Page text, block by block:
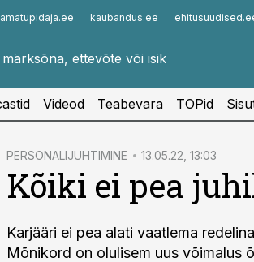
kaubandus.ee
Infopank
Videod Teabevara TOPid
PERSONALIJUHTIMINE 13.05.22, 13:03
Kõiki ei pea
Karjääri ei pea alati vaatlema
Mõnikord on olulisem uus võimalus